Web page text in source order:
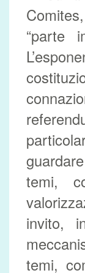
“parte
temi,
invito,
temi,